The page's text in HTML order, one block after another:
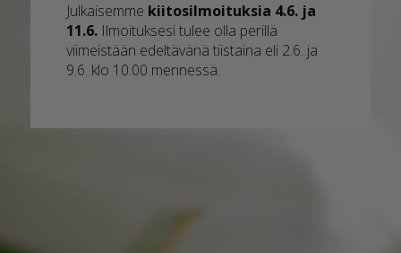
Julkaisemme kiitosilmoituksia 4.6. ja
11.6. Ilmoituksesi tulee olla perillä
viimeistään edeltävänä tiistaina eli 2.6. ja
9.6. klo 10.00 mennessä.